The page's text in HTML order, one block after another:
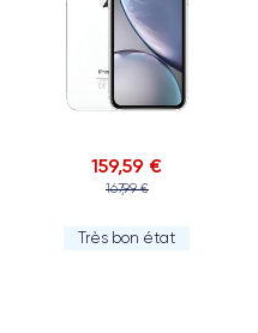
159,59 €
167,99 €
Très bon état